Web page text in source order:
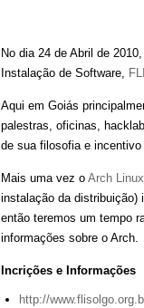
No dia 24 de Abril de
Instalação de Software,
Aqui em Goiás
palestras, oficinas,
de sua filosofia e
Mais uma vez o Arch Linux
instalação da distribuição)
então teremos um tempo
informações sobre o Arch.
Incrições e Informações
http://